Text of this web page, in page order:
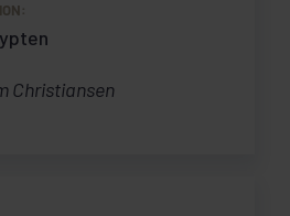
Christiansen